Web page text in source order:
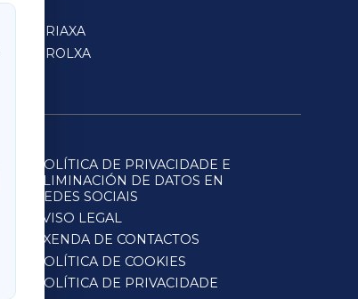
SARRIAXA
FERROLXA
POLÍTICA DE PRIVACIDADE E
ELIMINACIÓN DE DATOS EN
REDES SOCIAIS
AVISO LEGAL
AXENDA DE CONTACTOS
POLÍTICA DE COOKIES
POLÍTICA DE PRIVACIDADE